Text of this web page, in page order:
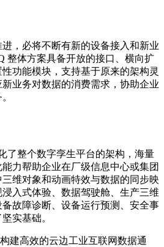
，必将不断有新的设备接入和新业
整体方案具备开放的接口、横向扩
功能模块，支持基于原来的架构灵
业务对数据的消费需求，协助企业
了整个数字孪生平台的架构，海量
力帮助企业在厂级信息中心或集团
维对象和动画特效与数据的同步映
入式体验、数据驾驶舱、生产三维
故障诊断、设备运行预测、安全事
实基础。
建高效的云边工业互联网数据通